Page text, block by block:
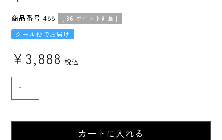
商品番号 488 [ 36 ポイント進呈 ]
クール便でお届け
¥ 3,888 税込
カートに入れる